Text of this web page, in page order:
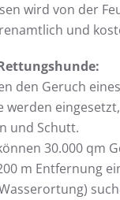
wird von der
und
den Geruch
werden
und Schutt.
30.000 qm
m Entfernung